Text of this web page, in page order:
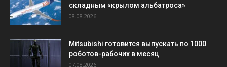
складным «крылом альбатроса»
08.08.2026
Mitsubishi готовится выпускать по 1000
роботов-рабочих в месяц
07.08.2026